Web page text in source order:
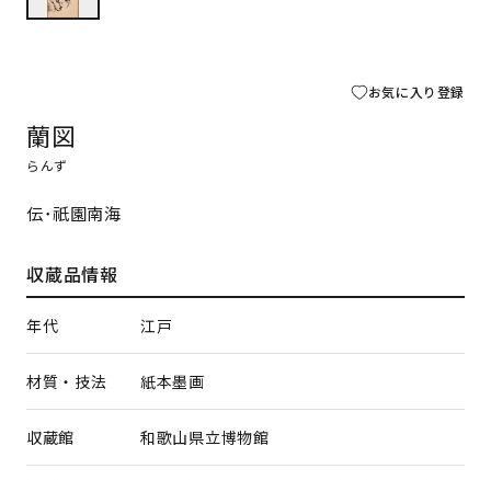
お気に入り登録
蘭図
らんず
伝･祇園南海
収蔵品情報
年代 江戸
材質・技法 紙本墨画
収蔵館 和歌山県立博物館